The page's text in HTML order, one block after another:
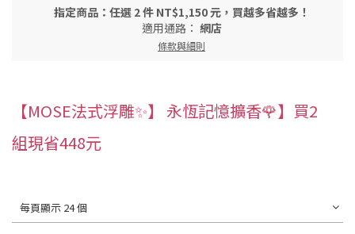
指定商品：任選 2 件 NT$1,150 元，買越多省越多！
適用通路： 網店
條款與細則
【MOSE法式浮雕✨】 永恆記憶擴香🌹】買2
組現省448元
每頁顯示 24 個